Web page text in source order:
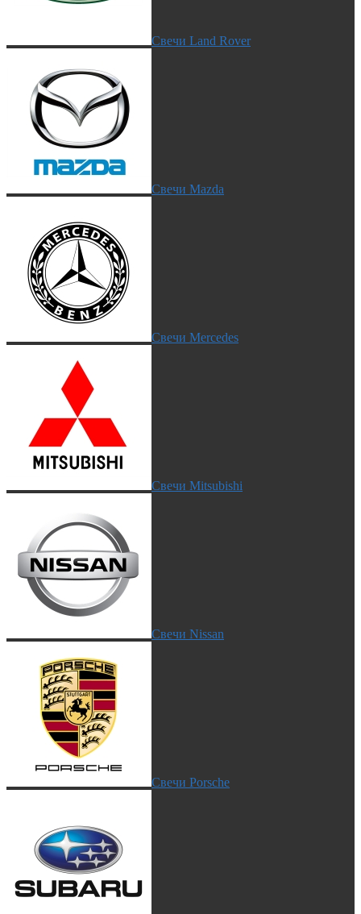
Свечи Land Rover
Свечи Mazda
Свечи Mercedes
Свечи Mitsubishi
Свечи Nissan
Свечи Porsche